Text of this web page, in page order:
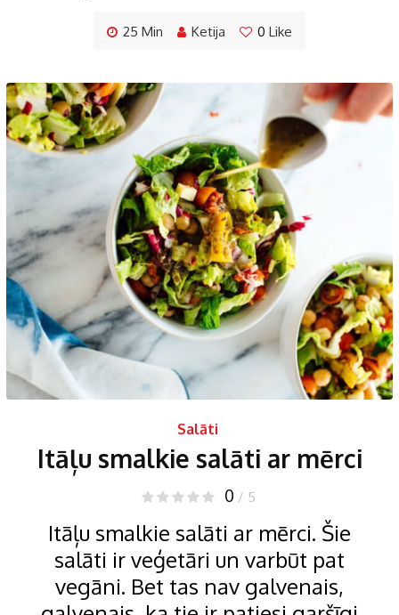
25 Min Ketija 0 Like
Salāti
Itāļu smalkie salāti ar mērci
0 / 5
Itāļu smalkie salāti ar mērci. Šie
salāti ir veģetāri un varbūt pat
vegāni. Bet tas nav galvenais,